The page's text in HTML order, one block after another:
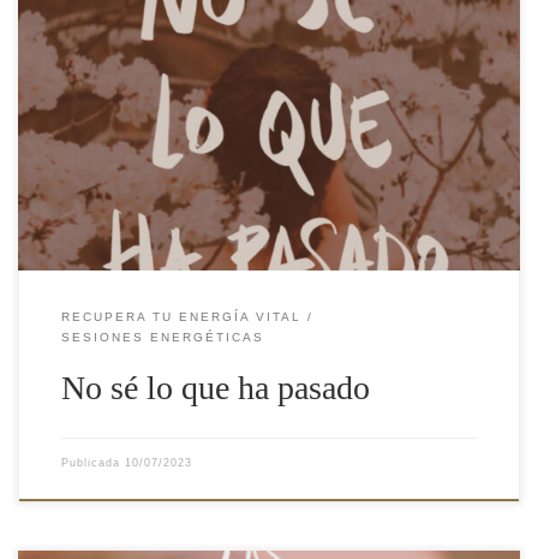
El otro día alguien en sesión me dijo «no sé lo que está pasando…
lo que trabajamos el último día hacía años que lo sabía, me lo
había explicado mi psicóloga, había leído sobre ello y sabía que
me pasaba pero nunca lo había logrado cambiar, yo era así y […]
RECUPERA TU ENERGÍA VITAL
SESIONES ENERGÉTICAS
No sé lo que ha pasado
Publicada 10/07/2023